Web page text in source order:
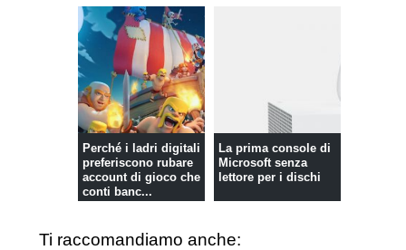
Perché i ladri digitali
preferiscono rubare
account di gioco che
conti banc...
La prima console di
Microsoft senza
lettore per i dischi
Ti raccomandiamo anche: